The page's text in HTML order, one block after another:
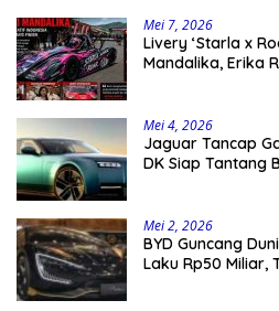
Mei 7, 2026
Livery ‘Starla x
Mandalika, Erika
Mei 4, 2026
Jaguar Tancap
DK Siap Tantang
Mei 2, 2026
BYD Guncang
Laku Rp50 Miliar,